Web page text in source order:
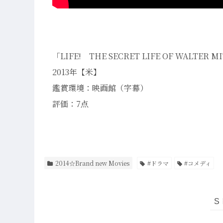
「LIFE! THE SECRET LIFE OF WALTER
2013年【米】
鑑賞環境：映画館（字幕）
評価：7点
2014☆Brand new Movies #ドラマ #コメディ